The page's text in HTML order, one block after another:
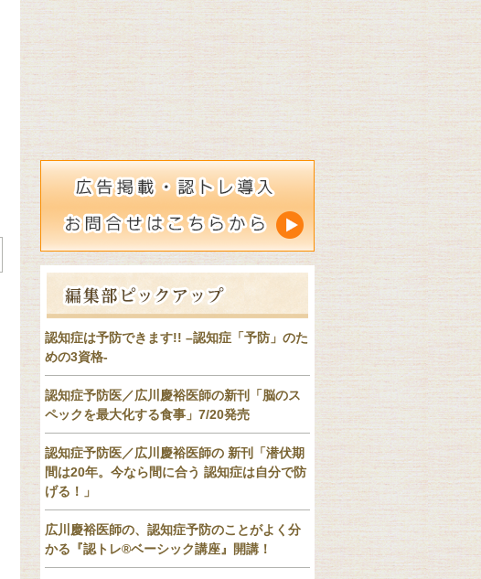
認知症は予防できます!! –認知症「予防」のた
めの3資格-
認知症予防医／広川慶裕医師の新刊「脳のス
ペックを最大化する食事」7/20発売
認知症予防医／広川慶裕医師の 新刊「潜伏期
間は20年。今なら間に合う 認知症は自分で防
げる！」
広川慶裕医師の、認知症予防のことがよく分
かる『認トレ®️ベーシック講座』開講！